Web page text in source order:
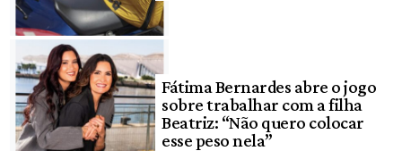
Fátima Bernardes abre o jogo
sobre trabalhar com a filha
Beatriz: “Não quero colocar
esse peso nela”